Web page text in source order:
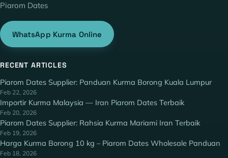
Piarom Dates
WhatsApp Kurma Online
RECENT ARTICLES
Piarom Dates Supplier: Panduan Kurma Borong Kuala Lumpur
Feb 22, 2026
Importir Kurma Malaysia — Iran Piarom Dates Terbaik
Feb 20, 2026
Piarom Dates Supplier: Rahsia Kurma Mariami Iran Terbaik
Feb 19, 2026
Harga Kurma Borong 10 kg – Piarom Dates Wholesale Panduan
Feb 18, 2026